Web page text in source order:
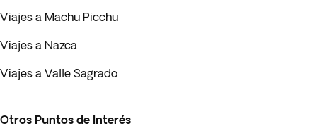
Viajes a Machu Picchu
Viajes a Nazca
Viajes a Valle Sagrado
Otros Puntos de Interés